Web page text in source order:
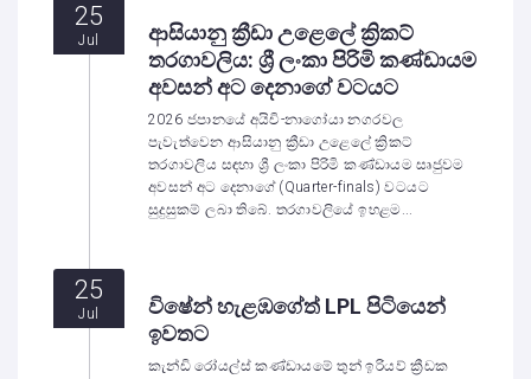
25
Jul
ආසියානු ක්‍රීඩා උළෙලේ ක්‍රිකට්
තරගාවලිය: ශ්‍රී ලංකා පිරිමි කණ්ඩායම
අවසන් අට දෙනාගේ වටයට
2026 ජපානයේ අයිචි-නාගෝයා නගරවල
පැවැත්වෙන ආසියානු ක්‍රීඩා උළෙලේ ක්‍රිකට්
තරගාවලිය සඳහා ශ්‍රී ලංකා පිරිමි කණ්ඩායම සෘජුවම
අවසන් අට දෙනාගේ (Quarter-finals) වටයට
සුදුසුකම් ලබා තිබේ. තරගාවලියේ ඉහළම...
25
Jul
විෂේන් හැළඹගේත් LPL පිටියෙන්
ඉවතට
කැන්ඩි රෝයල්ස් කණ්ඩායමේ තුන් ඉරියව් ක්‍රීඩක